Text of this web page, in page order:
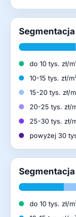
do 10 tys. zł/
10-15 tys. zł/
15-20 tys. zł/
20-25 tys. zł/
25-30 tys. zł/
powyżej 30
do 10 tys. zł/